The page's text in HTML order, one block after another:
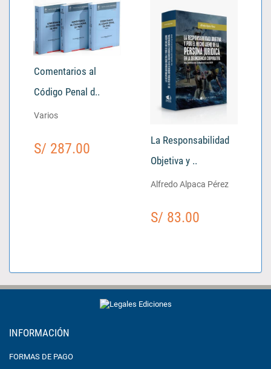
Comentarios al
Código Penal d..
Varios
S/ 287.00
La Responsabilidad
Objetiva y ..
Alfredo Alpaca Pérez
S/ 83.00
INFORMACIÓN
FORMAS DE PAGO